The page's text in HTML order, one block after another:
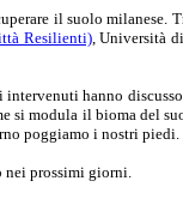
il suolo
Resilienti), Università
hanno
si modula il bioma del
poggiamo i nostri piedi.
nei prossimi giorni.